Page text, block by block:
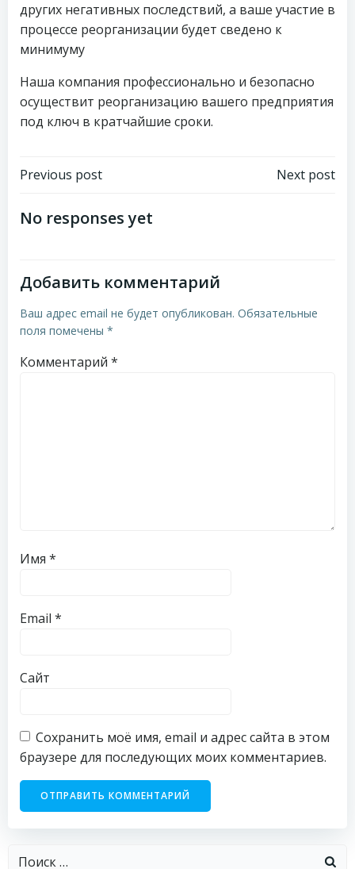
других негативных последствий, а ваше участие в
процессе реорганизации будет сведено к
минимуму
Наша компания профессионально и безопасно
осуществит реорганизацию вашего предприятия
под ключ в кратчайшие сроки.
Навигация
по
Previous post
Навигация
Next post
No responses yet
Добавить комментарий
Ваш адрес email не будет опубликован. Обязательные
поля помечены *
Комментарий *
Имя *
Email *
Сайт
Сохранить моё имя, email и адрес сайта в этом
браузере для последующих моих комментариев.
Найти: